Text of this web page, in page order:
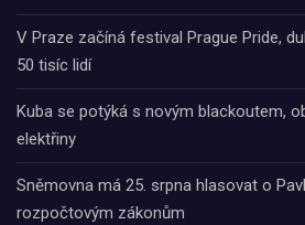
V Praze začíná festival Prague Pride,
50 tisíc lidí
Kuba se potýká s novým blackoutem,
elektřiny
Sněmovna má 25. srpna hlasovat o
rozpočtovým zákonům